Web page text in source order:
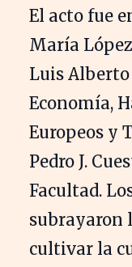
El acto fue
María
Luis
Economía,
Europeos y
Pedro J.
Facultad.
subrayaron
cultivar la